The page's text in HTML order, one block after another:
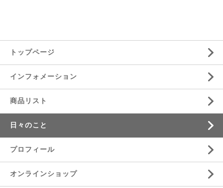
トップページ
インフォメーション
商品リスト
日々のこと
プロフィール
オンラインショップ